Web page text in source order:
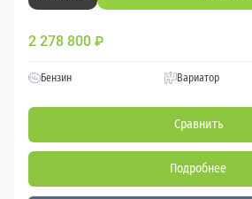
2 278 800 ₽
Бензин Вариатор
Сравнить
Подробнее